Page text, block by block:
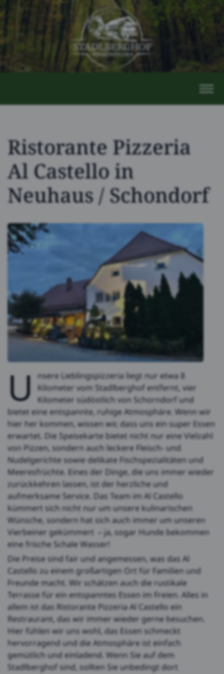
Ristorante Pizzeria
Al Castello in
Neuhaus / Schondorf
U nsere Lieblingspizzeria liegt nur etwa 8
Kilometer vom Stadlberghof entfernt, vier
Kilometer südöstlich von Schorndorf und
bietet eine entspannte, ruhige Atmosphäre. Wenn wir
hier her kommen, wissen wir, dass uns ein super Essen
erwartet. Die Speisekarte bietet nicht nur eine Vielzahl
von Pizzen, sondern auch leckere Fleisch- und
Nudelgerichte sowie delikate Fischspezialitäten und
Meeresfrüchte. Eines der Dinge, die uns immer wieder
zurückkehren lassen, ist der herzliche und
aufmerksame Service. Das Team im Al Castello
kümmert sich nicht nur um unsere kulinarischen
Wünsche, sondern hat sich auch immer um unseren
Vierbeiner gekümmert – ja, sogar Hunde bekommen
eine frische Schale Wasser!
Die Preise sind fair und angemessen, was das Al
Castello zu einem großartigen Ort für Familien und
Freunde macht. Wir schätzen auch die rustikale
Terrasse für ein entspanntes Essen im Freien. Alles in
allem ist das Ristorante Pizzeria Al Castello ein
Restraurant, das wir immer wieder gerne besuchen.
Hier fühlen wir uns wohl, das Essen schmeckt
hervorragend und die Atmosphäre ist einfach
gemütlich und einladend. Wenn Sie auf dem
Stadlberghof sind, sollten Sie unbedingt dort